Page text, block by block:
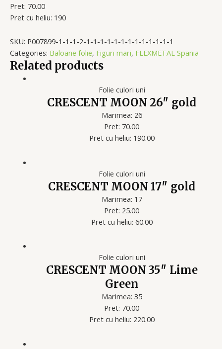
Pret: 70.00
Pret cu heliu: 190
SKU: P007899-1-1-1-2-1-1-1-1-1-1-1-1-1-1-1-1-1
Categories: Baloane folie, Figuri mari, FLEXMETAL Spania
Related products
Folie culori uni
CRESCENT MOON 26″ gold
Marimea: 26
Pret: 70.00
Pret cu heliu: 190.00
Folie culori uni
CRESCENT MOON 17″ gold
Marimea: 17
Pret: 25.00
Pret cu heliu: 60.00
Folie culori uni
CRESCENT MOON 35″ Lime
Green
Marimea: 35
Pret: 70.00
Pret cu heliu: 220.00